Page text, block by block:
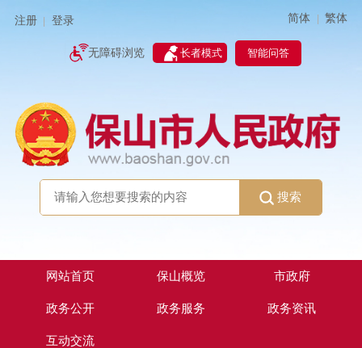
注册 登录 简体 | 繁体
无障碍浏览 长者模式 智能问答
搜索
网站首页 保山概览 市政府
政务公开 政务服务 政务资讯
互动交流